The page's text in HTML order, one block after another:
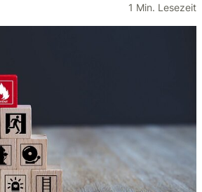
1 Min. Lesezeit